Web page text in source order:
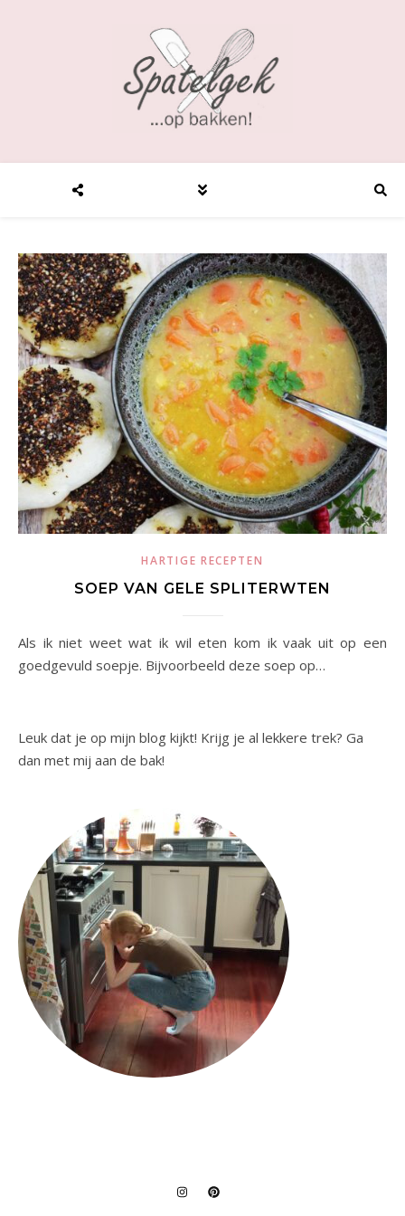
HARTIGE RECEPTEN
SOEP VAN GELE SPLITERWTEN
Als ik niet weet wat ik wil eten kom ik vaak uit op een
goedgevuld soepje. Bijvoorbeeld deze soep op…
Leuk dat je op mijn blog kijkt! Krijg je al lekkere trek? Ga
dan met mij aan de bak!